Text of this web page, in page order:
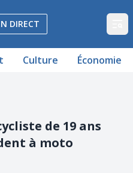
Vaud et Fribourg
DIRECT
Culture Économie
de 19 ans
à moto